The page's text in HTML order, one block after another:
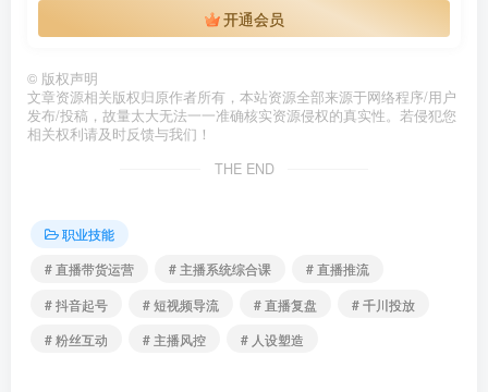
开通会员
© 版权声明
文章资源相关版权归原作者所有，本站资源全部来源于网络程序/用户
发布/投稿，故量太大无法一一准确核实资源侵权的真实性。若侵犯您
相关权利请及时反馈与我们！
THE END
职业技能
# 直播带货运营
# 主播系统综合课
# 直播推流
# 抖音起号
# 短视频导流 # 直播复盘
# 千川投放
# 粉丝互动
# 主播风控 # 人设塑造